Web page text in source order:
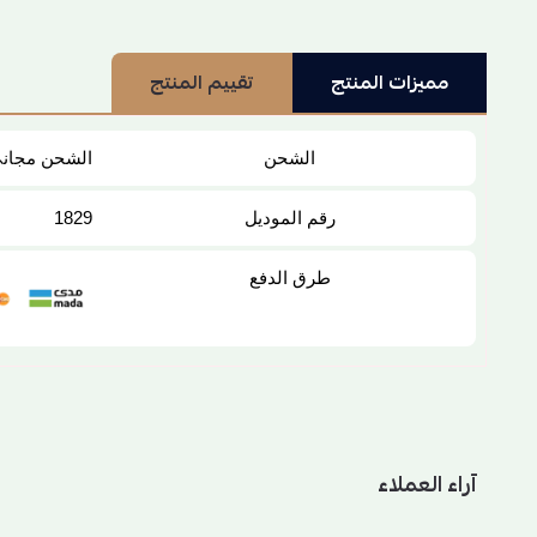
مميزات المنتج تقييم المنتج
الشحن الشحن
رقم الموديل 1829
طرق الدفع
آراء العملاء